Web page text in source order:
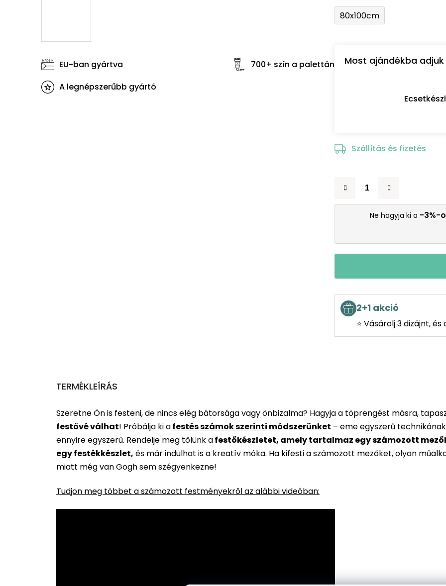
80x100cm
Most ajándékba
Szállítás és fizetés
Ne hagyja ki a -3%-
2+1 akció
⭐ Vásárolj 3 dizájnt,
EU-ban gyártva
700+ szín a palettán
A legnépszerűbb gyártó
TERMÉKLEÍRÁS
Szeretne Ön is festeni, de nincs elég bátorsága vagy önbizalma? Hagyja a töprengést másra,
festővé válhat! Próbálja ki afestés számok szerinti módszerünket – eme egyszerű
ennyire egyszerű. Rendelje meg tőlünk afestőkészletet, amely tartalmaz egy számozott
egy festékkészlet, és már indulhat is a kreatív móka. Ha kifesti a számozott mezőket, olyan
miatt még van Gogh sem szégyenkezne!
Tudjon meg többet a számozott festményekről az alábbi videóban: